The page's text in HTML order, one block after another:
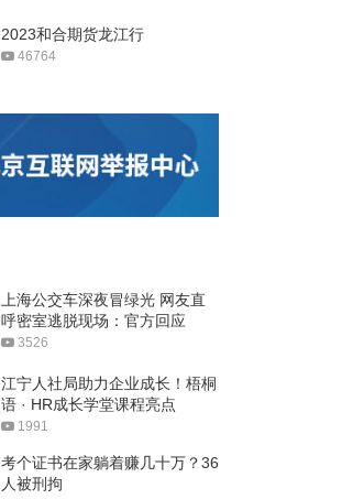
2023和合期货龙江行
46764
上海公交车深夜冒绿光 网友直
呼密室逃脱现场：官方回应
3526
江宁人社局助力企业成长！梧桐
语 · HR成长学堂课程亮点
1991
考个证书在家躺着赚几十万？36
人被刑拘